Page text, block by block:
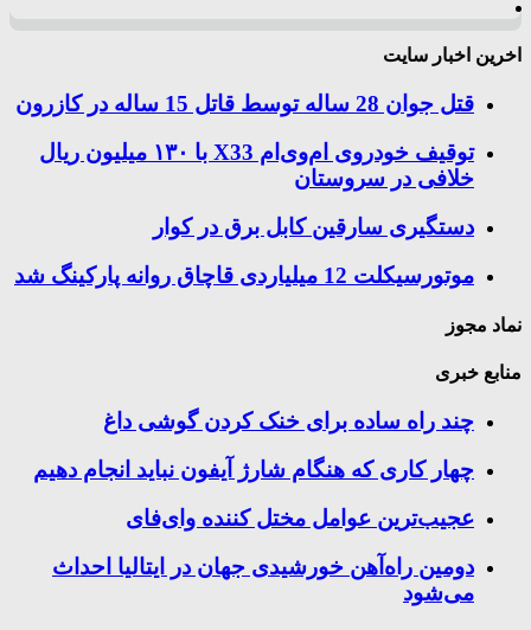
اخرین اخبار سایت
قتل جوان 28 ساله توسط قاتل 15 ساله در کازرون
توقیف خودروی ام‌وی‌ام X33 با ۱۳۰ میلیون ریال
خلافی در سروستان
دستگیری سارقین کابل برق در کوار
موتورسيكلت 12 ميلياردی قاچاق روانه پاركينگ شد
نماد مجوز
منابع خبری
چند راه‌ ساده برای خنک کردن گوشی داغ
چهار کاری که هنگام شارژ آیفون نباید انجام دهیم
عجیب‌ترین عوامل مختل کننده وای‌فای
دومین راه‌آهن خورشیدی جهان در ایتالیا احداث
می‌شود